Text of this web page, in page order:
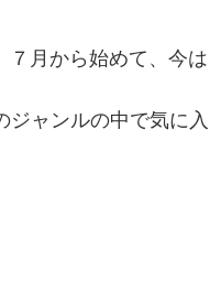
月から始めて、今は
ャンルの中で気に入